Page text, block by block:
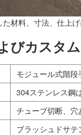
た材料、寸法、仕上
びカスタ
モジュール式階
304ステンレス鋼
チューブ切断、
ブラッシュドサ